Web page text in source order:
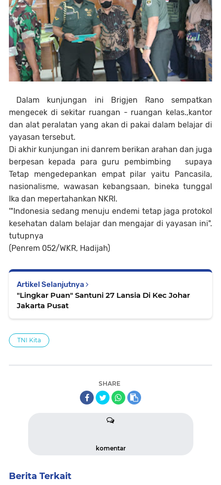
Dalam kunjungan ini Brigjen Rano sempatkan
mengecek di sekitar ruangan - ruangan kelas.,kantor
dan alat peralatan yang akan di pakai dalam belajar di
yayasan tersebut.
Di akhir kunjungan ini danrem berikan arahan dan juga
berpesan kepada para guru pembimbing supaya
Tetap mengedepankan empat pilar yaitu Pancasila,
nasionalisme, wawasan kebangsaan, bineka tunggal
Ika dan mepertahankan NKRI.
'"Indonesia sedang menuju endemi tetap jaga protokol
kesehatan dalam belajar dan mengajar di yayasan ini".
tutupnya
(Penrem 052/WKR, Hadijah)
Artikel Selanjutnya
"Lingkar Puan" Santuni 27 Lansia Di Kec Johar
Jakarta Pusat
TNI Kita
SHARE
komentar
Berita Terkait